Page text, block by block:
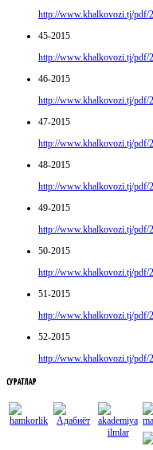
http://www.khalkovozi.tj/pdf/
45-2015
http://www.khalkovozi.tj/pdf/
46-2015
http://www.khalkovozi.tj/pdf/
47-2015
http://www.khalkovozi.tj/pdf/
48-2015
http://www.khalkovozi.tj/pdf/
49-2015
http://www.khalkovozi.tj/pdf/
50-2015
http://www.khalkovozi.tj/pdf/
51-2015
http://www.khalkovozi.tj/pdf/
52-2015
http://www.khalkovozi.tj/pdf/
СУРАТЛАР